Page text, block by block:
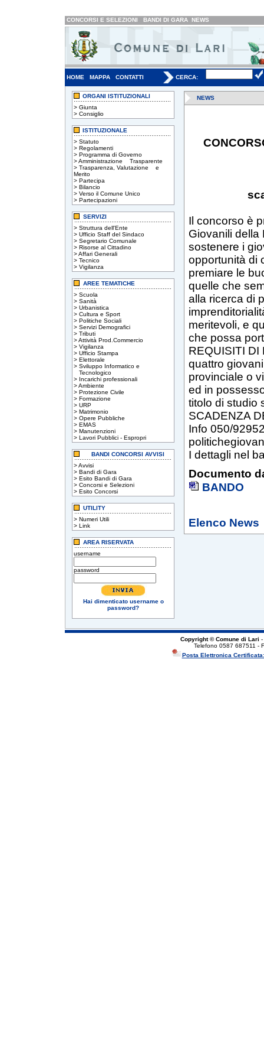
CONCORSI E SELEZIONI BANDI DI GARA NEWS
HOME MAPPA CONTATTI CERCA:
ORGANI ISTITUZIONALI
> Giunta
> Consiglio
ISTITUZIONALE
> Statuto
> Regolamenti
> Programma di Governo
>Amministrazione Trasparente
> Trasparenza, Valutazione e
Merito
> Partecipa
> Bilancio
> Verso il Comune Unico
> Partecipazioni
SERVIZI
> Struttura dell'Ente
> Ufficio Staff del Sindaco
> Segretario Comunale
> Risorse al Cittadino
>Affari Generali
> Tecnico
> Vigilanza
AREE TEMATICHE
> Scuola
> Sanità
> Urbanistica
> Cultura e Sport
> Politiche Sociali
> Servizi Demografici
> Tributi
>Attività Prod.Commercio
> Vigilanza
> Ufficio Stampa
> Elettorale
> Sviluppo Informatico e
Tecnologico
> Incarichi professionali
>Ambiente
> Protezione Civile
> Formazione
> URP
> Matrimonio
> Opere Pubbliche
> EMAS
> Manutenzioni
> Lavori Pubblici - Espropri
BANDI CONCORSI AVVISI
>Avvisi
> Bandi di Gara
> Esito Bandi di Gara
> Concorsi e Selezioni
> Esito Concorsi
UTILITY
> Numeri Utili
> Link
AREA RISERVATA
username
password
Hai dimenticato username o
password?
NEWS
Il concorso è
Giovanili della
sostenere i
opportunità di
premiare le
quelle che
alla ricerca di
meritevoli, e
che possa
REQUISITI DI
quattro
provinciale o
ed in
titolo di studio
SCADENZA
Info 050/
I dettagli nel
Documento
BANDO
Elenco News
Copyright © Comune di Lari -
Telefono 0587 687511 -
Posta Elettronica Certificata: